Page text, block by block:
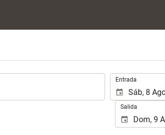
Entrada
Salida